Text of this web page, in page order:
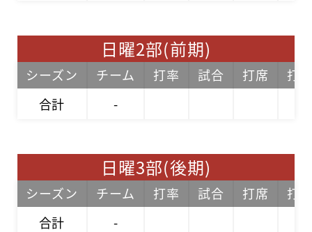
日曜2部(前期)
シーズン チーム 打率 試合 打席
打
合計
-
日曜3部(後期)
シーズン チーム 打率 試合 打席
打
合計
-